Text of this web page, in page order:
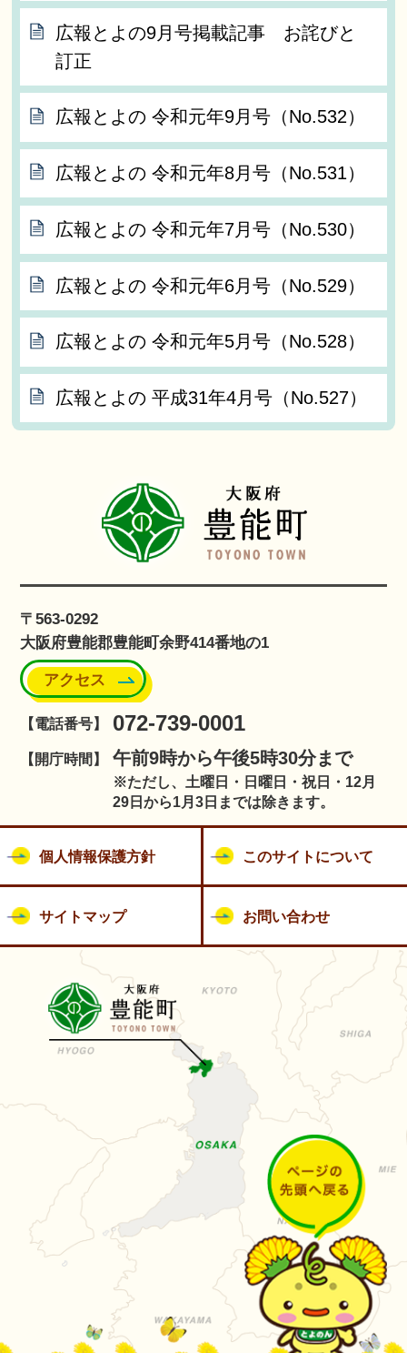
広報とよの9月号掲載記事 お詫びと
訂正
広報とよの 令和元年9月号（No.532）
広報とよの 令和元年8月号（No.531）
広報とよの 令和元年7月号（No.530）
広報とよの 令和元年6月号（No.529）
広報とよの 令和元年5月号（No.528）
広報とよの 平成31年4月号（No.527）
〒563-0292
大阪府豊能郡豊能町余野414番地の1
アクセス
【電話番号】 072-739-0001
【開庁時間】 午前9時から午後5時30分まで
※ただし、土曜日・日曜日・祝日・12月
29日から1月3日までは除きます。
個人情報保護方針 このサイトについて
サイトマップ お問い合わせ